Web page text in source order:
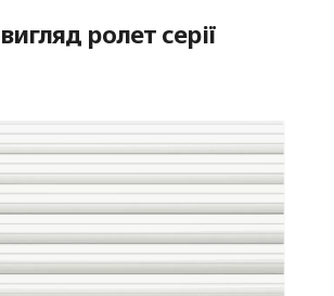
ролет серії